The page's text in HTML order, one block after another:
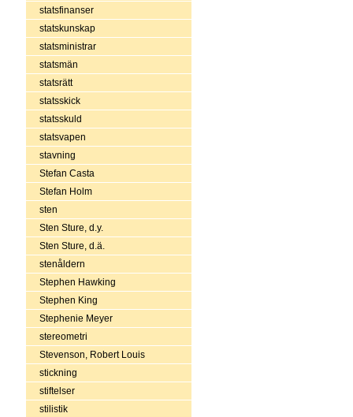
statsfinanser
statskunskap
statsministrar
statsmän
statsrätt
statsskick
statsskuld
statsvapen
stavning
Stefan Casta
Stefan Holm
sten
Sten Sture, d.y.
Sten Sture, d.ä.
stenåldern
Stephen Hawking
Stephen King
Stephenie Meyer
stereometri
Stevenson, Robert Louis
stickning
stiftelser
stilistik